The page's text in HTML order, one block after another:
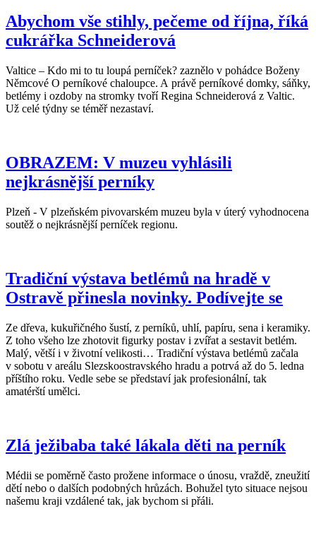
Abychom vše stihly, pečeme od října, říká
cukrářka Schneiderová
Valtice – Kdo mi to tu loupá perníček? zaznělo v pohádce Boženy
Němcové O perníkové chaloupce. A právě perníkové domky, sáňky,
betlémy i ozdoby na stromky tvoří Regina Schneiderová z Valtic.
Už celé týdny se téměř nezastaví.
OBRAZEM: V muzeu vyhlásili
nejkrásnější perníky
Plzeň - V plzeňském pivovarském muzeu byla v úterý vyhodnocena
soutěž o nejkrásnější perníček regionu.
Tradiční výstava betlémů na hradě v
Ostravě přinesla novinky. Podívejte se
Ze dřeva, kukuřičného šustí, z perníků, uhlí, papíru, sena i keramiky.
Z toho všeho lze zhotovit figurky postav i zvířat a sestavit betlém.
Malý, větší i v životní velikosti… Tradiční výstava betlémů začala
v sobotu v areálu Slezskoostravského hradu a potrvá až do 5. ledna
příštího roku. Vedle sebe se představí jak profesionální, tak
amatérští umělci.
Zlá ježibaba také lákala děti na perník
Médii se poměrně často prožene informace o únosu, vraždě, zneužití
dětí nebo o dalších podobných hrůzách. Bohužel tyto situace nejsou
našemu kraji vzdálené tak, jak bychom si přáli.